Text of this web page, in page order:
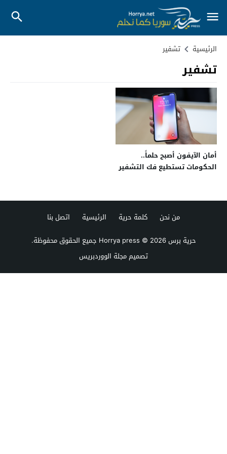
الرئيسية تشفير
تشفير
أمان الآيفون أصبح حلماً..
الحكومات تستطيع فك التشفير
من نحن كلمة حرية الرئيسية
اتصل بنا
حرية برس Horrya press© 2026 جميع الحقوق محفوظة.
تصميممجلة الووردبريس